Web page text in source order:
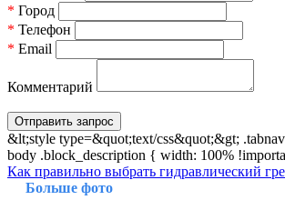
* Город
* Телефон
* Email
Комментарий
&lt;style type=&quot;text/css&quot;&gt;
body .block_description { width: 100%
Как правильно выбрать гидравлический
Больше фото